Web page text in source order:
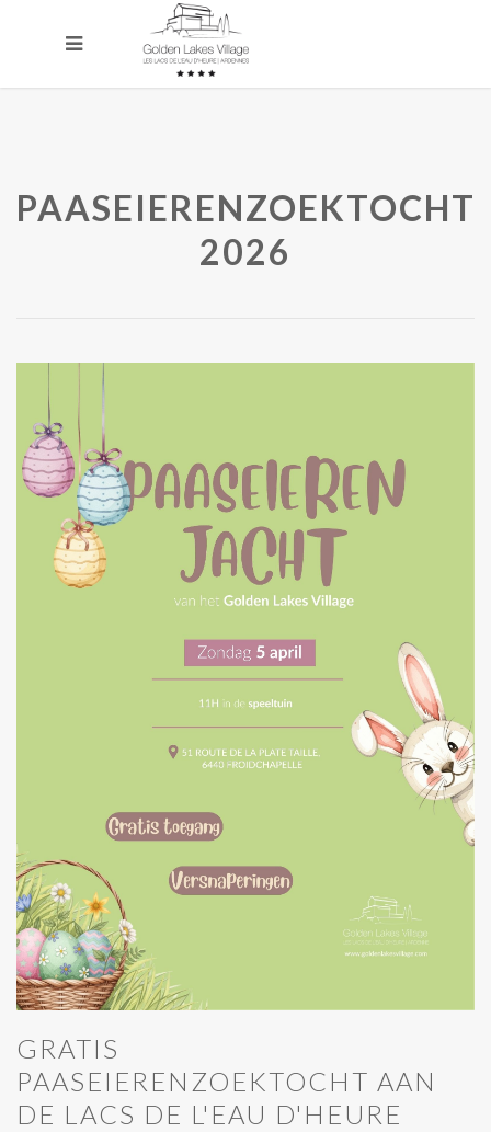
PAASEIERENZOEKTOCHT
2026
GRATIS
PAASEIERENZOEKTOCHT AAN
DE LACS DE L'EAU D'HEURE